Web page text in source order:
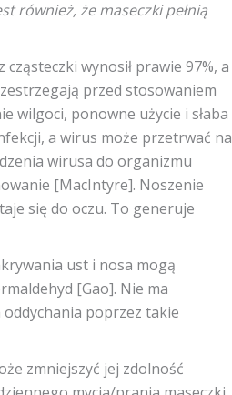
również, że maseczki pełnią
wynosił prawie 97%, a
przed stosowaniem
wilgoci, ponowne użycie i słaba
a wirus może przetrwać na
wirusa do organizmu
[MacIntyre]. Noszenie
się do oczu. To generuje
ust i nosa mogą
[Gao]. Nie ma
poprzez takie
zmniejszyć jej zdolność